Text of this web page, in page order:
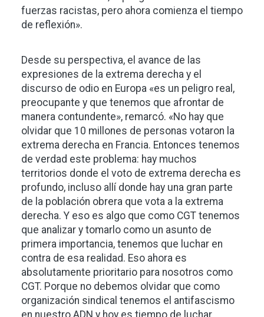
fuerzas racistas, pero ahora comienza el tiempo
de reflexión».
Desde su perspectiva, el avance de las
expresiones de la extrema derecha y el
discurso de odio en Europa «es un peligro real,
preocupante y que tenemos que afrontar de
manera contundente», remarcó. «No hay que
olvidar que 10 millones de personas votaron la
extrema derecha en Francia. Entonces tenemos
de verdad este problema: hay muchos
territorios donde el voto de extrema derecha es
profundo, incluso allí donde hay una gran parte
de la población obrera que vota a la extrema
derecha. Y eso es algo que como CGT tenemos
que analizar y tomarlo como un asunto de
primera importancia, tenemos que luchar en
contra de esa realidad. Eso ahora es
absolutamente prioritario para nosotros como
CGT. Porque no debemos olvidar que como
organización sindical tenemos el antifascismo